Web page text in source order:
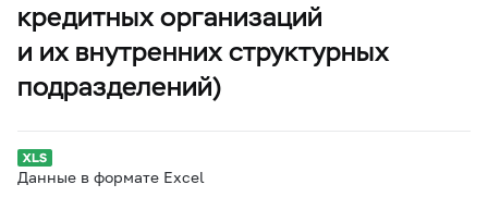
кредитных организаций
и их внутренних структурных
подразделений)
Данные в формате Excel